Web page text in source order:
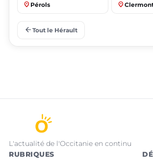
place Pérols place
place
arrow_back Tout le Hérault
L'actualité de l'Occitanie en continu
RUBRIQUES